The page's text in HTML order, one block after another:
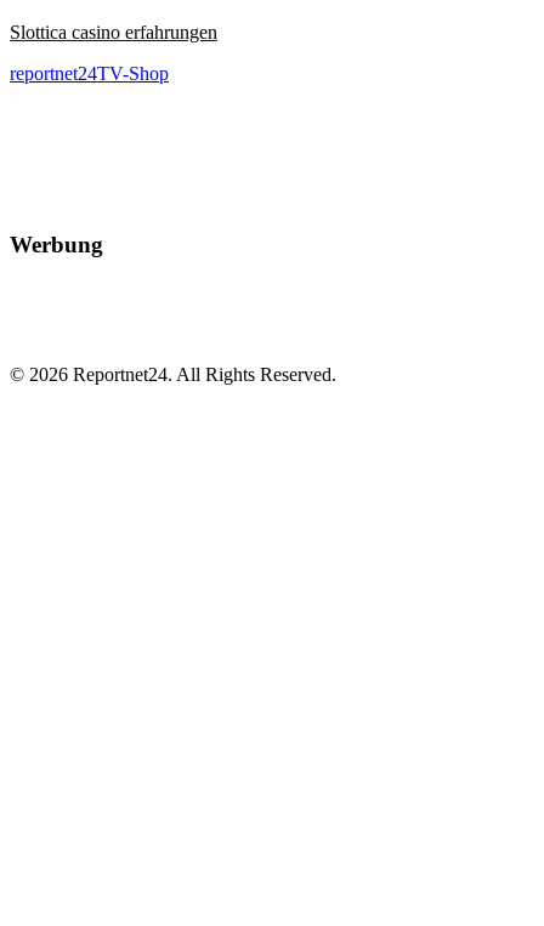
Slottica casino erfahrungen
reportnet24TV-Shop
Werbung
© 2026 Reportnet24. All Rights Reserved.